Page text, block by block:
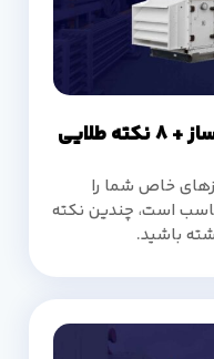
خاص شما را
است، چندین نکته
باشید.